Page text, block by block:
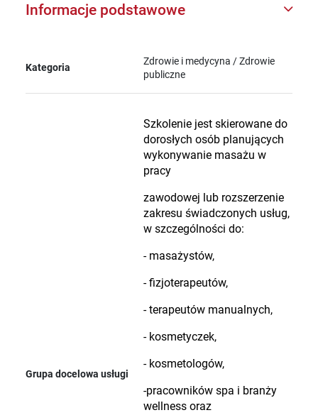
Informacje podstawowe
Kategoria
Zdrowie i medycyna / Zdrowie
publiczne
Grupa docelowa usługi
Szkolenie jest skierowane do
dorosłych osób planujących
wykonywanie masażu w
pracy
zawodowej lub rozszerzenie
zakresu świadczonych usług,
w szczególności do:
- masażystów,
- fizjoterapeutów,
- terapeutów manualnych,
- kosmetyczek,
- kosmetologów,
-pracowników spa i branży
wellness oraz